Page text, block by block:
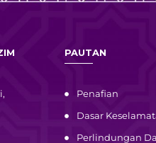
PAUTAN
Penafian
Dasar
Perlindungan